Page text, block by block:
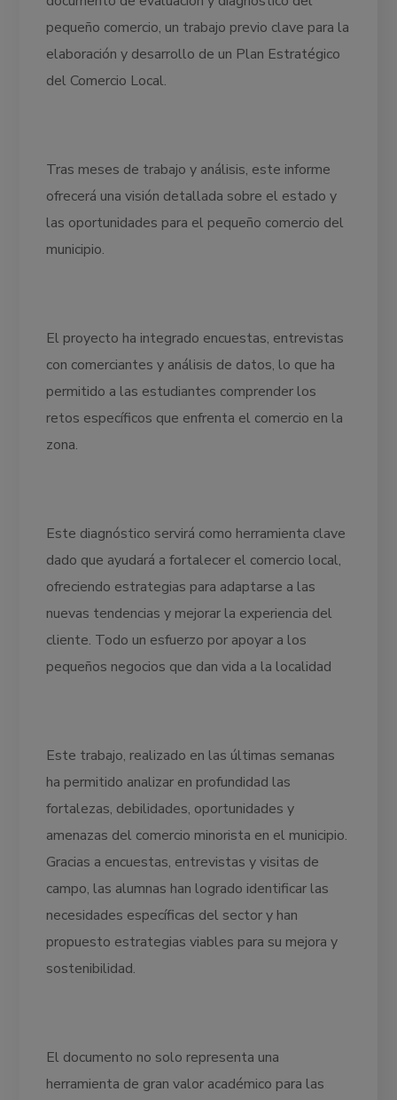
pequeño comercio, un trabajo previo clave para la
elaboración y desarrollo de un Plan Estratégico
del Comercio Local.
Tras meses de trabajo y análisis, este informe
ofrecerá una visión detallada sobre el estado y
las oportunidades para el pequeño comercio del
municipio.
El proyecto ha integrado encuestas, entrevistas
con comerciantes y análisis de datos, lo que ha
permitido a las estudiantes comprender los
retos específicos que enfrenta el comercio en la
zona.
Este diagnóstico servirá como herramienta clave
dado que ayudará a fortalecer el comercio local,
ofreciendo estrategias para adaptarse a las
nuevas tendencias y mejorar la experiencia del
cliente. Todo un esfuerzo por apoyar a los
pequeños negocios que dan vida a la localidad
Este trabajo, realizado en las últimas semanas
ha permitido analizar en profundidad las
fortalezas, debilidades, oportunidades y
amenazas del comercio minorista en el municipio.
Gracias a encuestas, entrevistas y visitas de
campo, las alumnas han logrado identificar las
necesidades específicas del sector y han
propuesto estrategias viables para su mejora y
sostenibilidad.
El documento no solo representa una
herramienta de gran valor académico para las